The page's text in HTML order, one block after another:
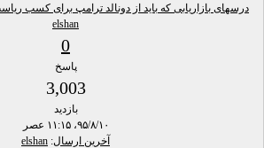
درسهای بازاریابی که باید از دونالد ترامپ برای کسب
elshan
0
پاسخ
3,003
بازدید
۹۵/۸/۱۰، ۱۱:۱۵ عصر
آخرین ارسال:
elshan